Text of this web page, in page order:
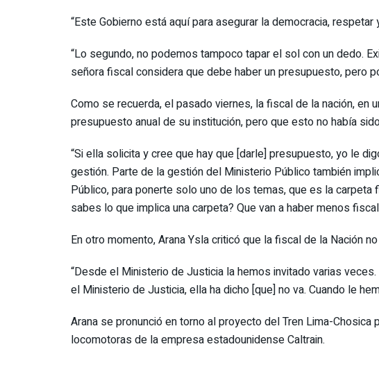
“Este Gobierno está aquí para asegurar la democracia,
“Lo segundo, no podemos tampoco tapar el sol con un dedo.
señora fiscal considera que debe haber un presupuesto, pero
Como se recuerda, el pasado viernes, la fiscal de la nación,
presupuesto anual de su institución, pero que esto no había
“Si ella solicita y cree que hay que [darle] presupuesto, yo le
gestión. Parte de la gestión del Ministerio Público también
Público, para ponerte solo uno de los temas, que es la
sabes lo que implica una carpeta? Que van a haber menos
En otro momento, Arana Ysla criticó que la fiscal de la Nación
“Desde el Ministerio de Justicia la hemos invitado varias
el Ministerio de Justicia, ella ha dicho [que] no va. Cuando le
Arana se pronunció en torno al proyecto del Tren Lima-
locomotoras de la empresa estadounidense Caltrain.